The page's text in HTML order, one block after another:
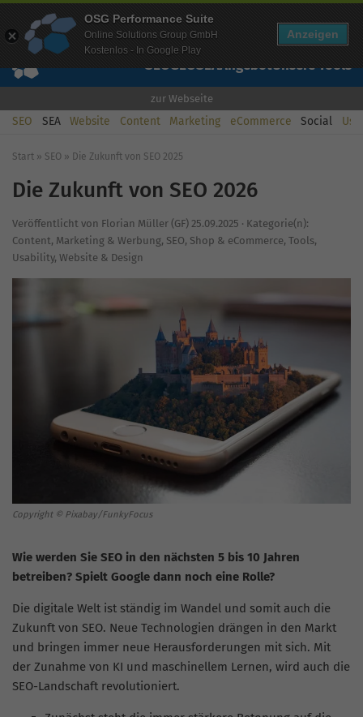
Wissen Free Checks Über uns Free Account
SEOGEOSEAAngebotUnsere Tools
zur Webseite
SEO SEA Website Content Marketing eCommerce Social
Start » SEO » Die Zukunft von SEO 2025
Die Zukunft von SEO 2026
Veröffentlicht von Florian Müller (GF) 25.09.2025 · Kategorie(n):
Content, Marketing & Werbung, SEO, Shop & eCommerce, Tools,
Usability, Website & Design
Copyright © Pixabay/FunkyFocus
Wie werden Sie SEO in den nächsten 5 bis 10 Jahren
betreiben? Spielt Google dann noch eine Rolle?
Die digitale Welt ist ständig im Wandel und somit auch die
Zukunft von SEO. Neue Technologien drängen in den Markt
und bringen immer neue Herausforderungen mit sich. Mit
der Zunahme von KI und maschinellem Lernen, wird auch die
SEO-Landschaft revolutioniert.
OSG Performance Suite
Online Solutions Group GmbH
Kostenlos - In Google Play
Anzeigen